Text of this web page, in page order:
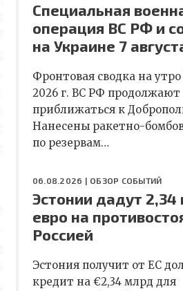
Специальная
операция ВС РФ и
на Украине 7
Фронтовая сводка на утро
2026 г. ВС РФ продолжают
приближаться к
Нанесены ракетно-
по резервам…
06.08.2026 | ОБЗОР СОБЫТИЙ
Эстонии дадут
евро на
Россией
Эстония получит от ЕС
кредит на €2,34 млрд для